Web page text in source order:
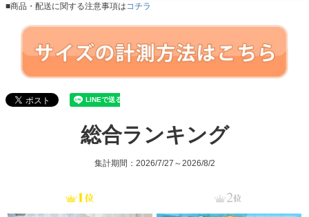
■商品・配送に関する注意事項はコチラ
総合ランキング
集計期間：2026/7/27～2026/8/2